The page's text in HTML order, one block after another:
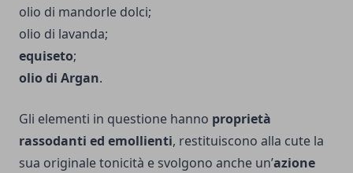
olio di mandorle dolci;
olio di lavanda;
equiseto;
olio di Argan.
Gli elementi in questione hanno proprietà
rassodanti ed emollienti, restituiscono alla cute la
sua originale tonicità e svolgono anche un’azione